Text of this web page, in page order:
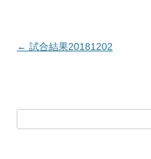
投
← 試合結果20181202